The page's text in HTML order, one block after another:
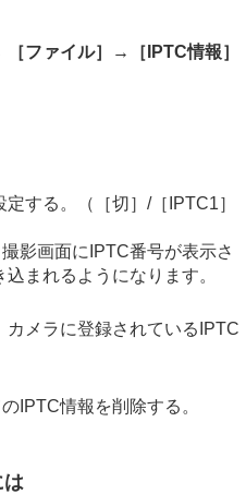
定
定
［ファイル］ →
［IPTC情報］
定する。（
［切］ /［IPTC1］
影画面にIPTC番号が表示さ
まれるようになります。
カメラに登録されているIPTC
IPTC情報を削除する。